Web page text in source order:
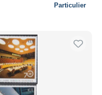
Particulier